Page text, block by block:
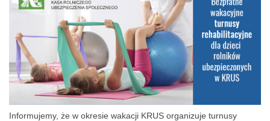
Informujemy, że w okresie wakacji KRUS organizuje turnusy